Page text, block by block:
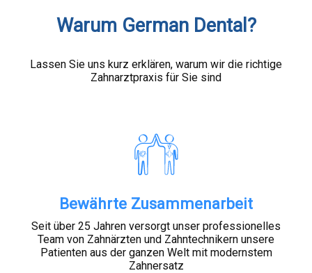
Warum German Dental?
Lassen Sie uns kurz erklären, warum wir die richtige
Zahnarztpraxis für Sie sind
Bewährte Zusammenarbeit
Seit über 25 Jahren versorgt unser professionelles
Team von Zahnärzten und Zahntechnikern unsere
Patienten aus der ganzen Welt mit modernstem
Zahnersatz